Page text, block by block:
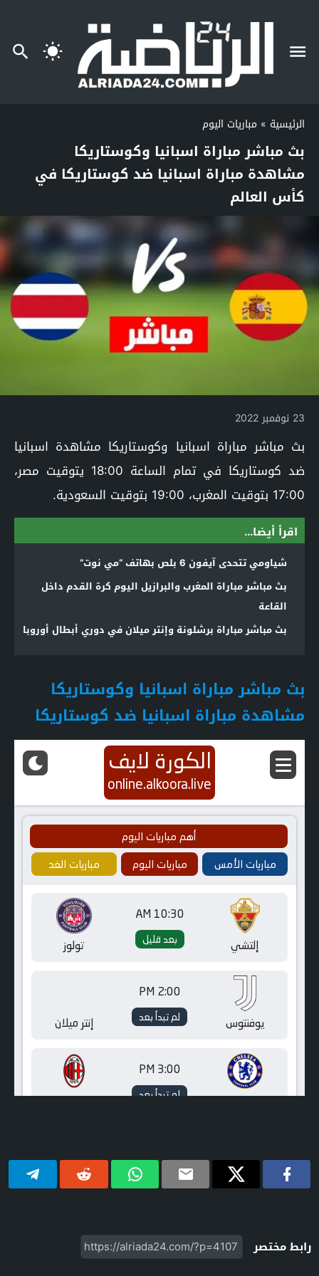
الرئيسية » مباريات اليوم
بث مباشر مباراة اسبانيا وكوستاريكا
مشاهدة مباراة اسبانيا ضد كوستاريكا في
كأس العالم
23 نوفمبر 2022
بث مباشر مباراة اسبانيا وكوستاريكا مشاهدة اسبانيا
ضد كوستاريكا في تمام الساعة 18:00 يتوقيت مصر،
17:00 بتوقيت المغرب، 19:00 بتوقيت السعودية.
اقرأ أيضا...
شياومي تتحدى آيفون 6 بلص بهاتف “مي نوت”
بث مباشر مباراة المغرب والبرازيل اليوم كرة القدم داخل
القاعة
بث مباشر مباراة برشلونة وإنتر ميلان في دوري أبطال أوروبا
بث مباشر مباراة اسبانيا وكوستاريكا
مشاهدة مباراة اسبانيا ضد كوستاريكا
رابط مختصر